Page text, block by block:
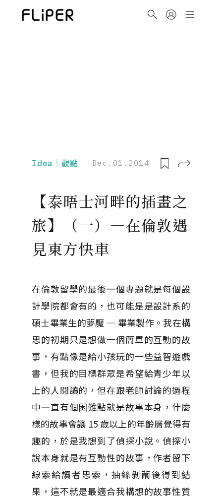
Idea｜觀點 Dec.01.2014
【泰晤士河畔的插畫之
旅】（一）—在倫敦遇
見東方快車
在倫敦留學的最後一個專題就是每個設
計學院都會有的，也可能是是設計系的
碩士畢業生的夢魘 — 畢業製作。我在構
思的初期只是想做一個簡單的互動的故
事，有點像是給小孩玩的一些益智遊戲
書，但我的目標群眾是希望給青少年以
上的人閱讀的，但在跟老師討論的過程
中一直有個困難點就是故事本身，什麼
樣的故事會讓 15 歲以上的年齡層覺得有
趣的，於是我想到了偵探小說。偵探小
說本身就是有互動性的故事，作者留下
線索給讀者思索，抽絲剝繭後得到結
果，這不就是最適合我構想的故事性質